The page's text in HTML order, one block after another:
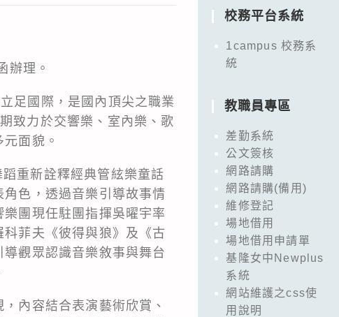
辦理。
足國際，是國內頂尖之職業
致力於交響樂、室內樂、歌
面貌。
重新詮釋經典管絃樂童話
色，透過音樂引導故事情
團現任駐團指揮吳曜宇率
菲夫《彼得與狼》及《古
觀眾認識音樂敘事與舞台
內容結合表演藝術欣賞、
校務平台系統
1campus 校務系
統
教職員專區
差勤系統
公文簽核
網路請購
網路請購(備用)
維修登記
場地借用
場地借用申請單
基隆女中Newplus
系統
網站維護之css使
用說明